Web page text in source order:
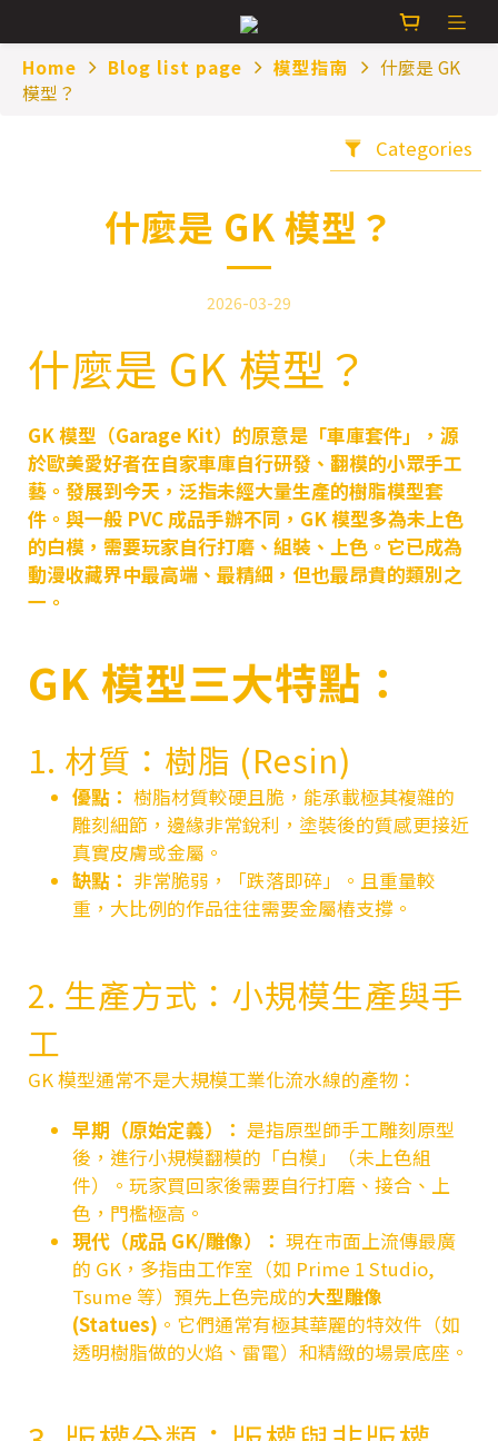
Home Blog list page 模型指南
什麼是 GK
模型？
Categories
什麼是 GK 模型？
2026-03-29
什麼是 GK 模型？
GK 模型 （Garage Kit）的原意是「車庫套件」，源
於歐美愛好者在自家車庫自行研發、翻模的小眾手工
藝。發展到今天，泛指未經大量生產的樹脂模型套
件。與一般 PVC 成品手辦不同，GK 模型多為未上色
的白模，需要玩家自行打磨、組裝、上色。它已成為
動漫收藏界中最高端、最精細，但也最昂貴的類別之
一。
GK 模型三大特點：
1. 材質：樹脂 (Resin)
優點： 樹脂材質較硬且脆，能承載極其複雜的
雕刻細節，邊緣非常銳利，塗裝後的質感更接近
真實皮膚或金屬。
缺點： 非常脆弱，「跌落即碎」。且重量較
重，大比例的作品往往需要金屬樁支撐。
2. 生產方式：小規模生產與手
工
GK 模型通常不是大規模工業化流水線的產物：
早期（原始定義）： 是指原型師手工雕刻原型
後，進行小規模翻模的「白模」（未上色組
件）。玩家買回家後需要自行打磨、接合、上
色，門檻極高。
現代（成品 GK/雕像）： 現在市面上流傳最廣
的 GK，多指由工作室（如 Prime 1 Studio,
Tsume 等）預先上色完成的大型雕像
(Statues) 。它們通常有極其華麗的特效件（如
透明樹脂做的火焰、雷電）和精緻的場景底座。